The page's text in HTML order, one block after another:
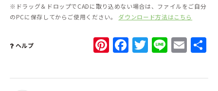
※ドラッグ＆ドロップでCADに取り込めない場合は、ファイルをご自分
のPCに保存してからご使用ください。 ダウンロード方法はこちら
ヘルプ Pinterest
Facebook
Twitter
Line